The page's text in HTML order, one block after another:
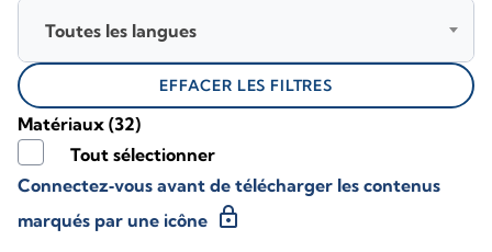
Matériaux (32)
Tout sélectionner
Connectez‑vous avant de télécharger les contenus
marqués par une icône lock
Toutes les langues
EFFACER LES FILTRES